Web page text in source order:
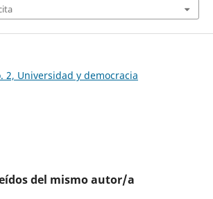
2, Universidad y democracia
del mismo autor/a